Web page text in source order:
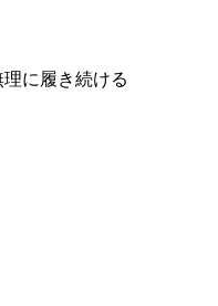
に履き続ける